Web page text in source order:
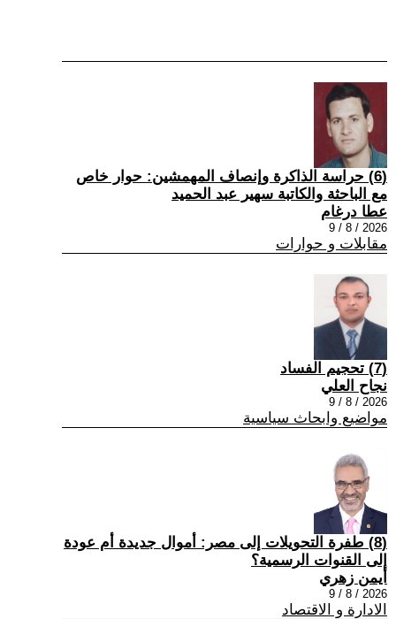
(6) حراسة الذاكرة وإنصاف المهمشين: حوار خاص
مع الباحثة والكاتبة سهير عبد الحميد
عطا درغام
2026 / 8 / 9
مقابلات و حوارات
(7) تحجيم الفساد
نجاح العلي
2026 / 8 / 9
مواضيع وابحاث سياسية
(8) طفرة التحويلات إلى مصر: أموال جديدة أم عودة
إلى القنوات الرسمية؟
أيمن زهري
2026 / 8 / 9
الادارة و الاقتصاد